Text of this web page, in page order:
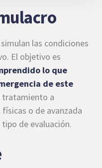
las condiciones
El objetivo es
lo que
de este
tratamiento a
o de avanzada
de evaluación.